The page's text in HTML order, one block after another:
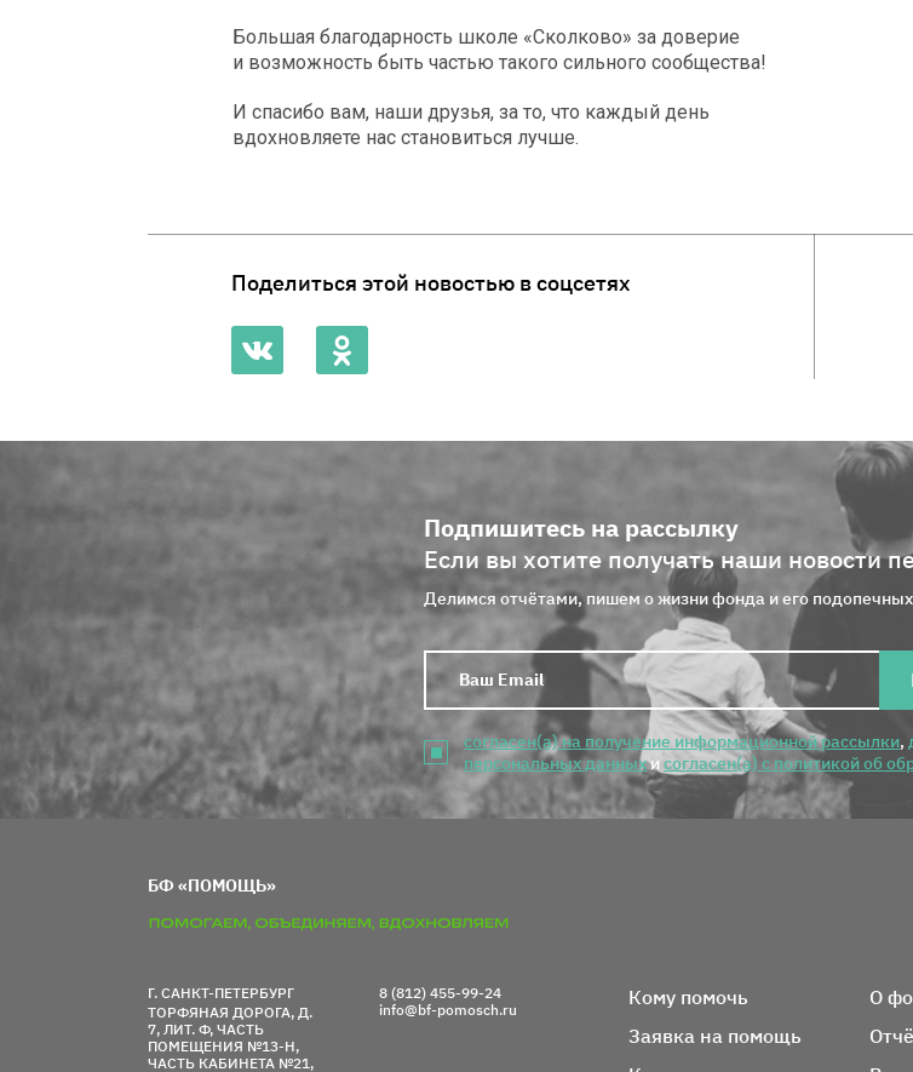
Большая благодарность школе «Сколково» за доверие
и возможность быть частью такого сильного сообщества!
И спасибо вам, наши друзья, за то, что каждый день
вдохновляете нас становиться лучше.
Поделиться этой новостью в соцсетях
Подпишитесь на рассылку
Если вы хотите получать наши новости
Делимся отчётами, пишем о жизни фонда и его подопечных
согласен(а) на получение информационной рассылки,
персональных данныхи согласен(а) с политикой об
БФ «ПОМОЩЬ»
Г. САНКТ-ПЕТЕРБУРГ
ТОРФЯНАЯ ДОРОГА, Д.
7, ЛИТ. Ф, ЧАСТЬ
ПОМЕЩЕНИЯ №13-Н,
ЧАСТЬ КАБИНЕТА №21,
8 (812) 455-99-24
info@bf-pomosch.ru
Вся информация о
Кому помочь
Заявка на помощь
О